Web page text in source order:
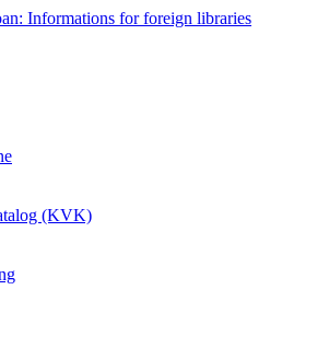
Informations for foreign libraries
(KVK)